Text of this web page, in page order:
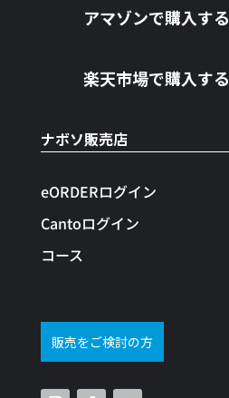
アマゾンで購入する
楽天市場で購入する
ナボソ販売店
eORDERログイン
Cantoログイン
コース
販売をご検討の方